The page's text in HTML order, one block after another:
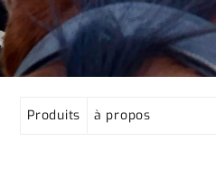
Produits à propos